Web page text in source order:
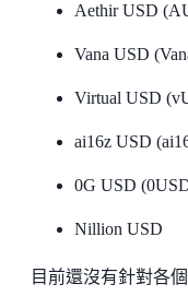
Aethir USD
Vana USD
Virtual USD
ai16z USD
0G USD
Nillion USD
目前還沒有針對各